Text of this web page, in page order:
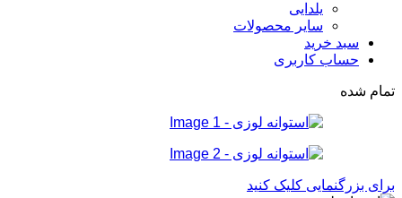
یلدایی
سایر محصولات
سبد خرید
حساب کاربری
تمام شده
برای بزرگنمایی کلیک کنید